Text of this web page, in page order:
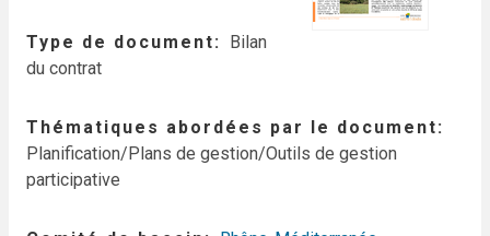
Type de document
Bilan
du contrat
Thématiques abordées par le document
Planification/Plans de gestion/Outils de gestion
participative